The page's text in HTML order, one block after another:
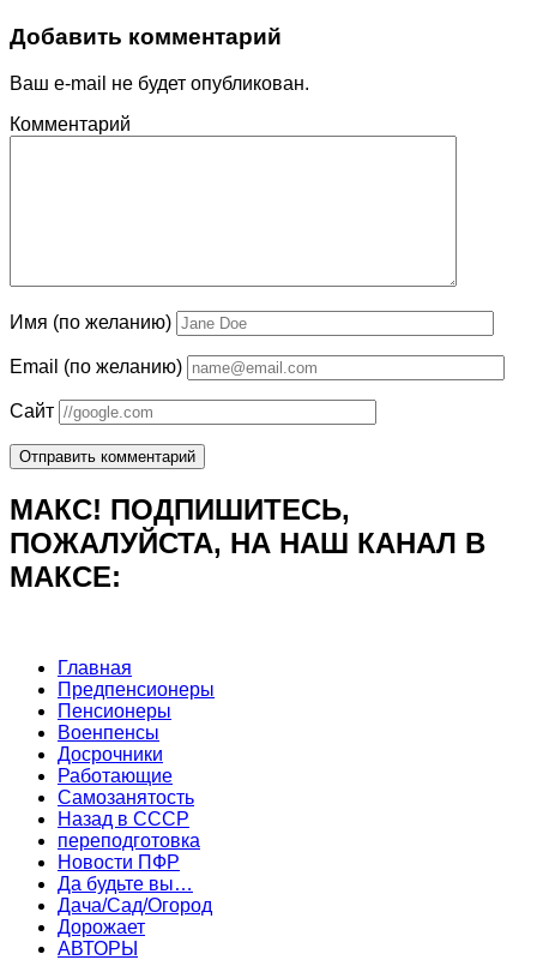
Добавить комментарий
Ваш e-mail не будет опубликован.
Комментарий
Имя (по желанию)
Email (по желанию)
Сайт
МАКС! ПОДПИШИТЕСЬ,
ПОЖАЛУЙСТА, НА НАШ КАНАЛ В
МАКСЕ:
Главная
Предпенсионеры
Пенсионеры
Военпенсы
Досрочники
Работающие
Самозанятость
Назад в СССР
переподготовка
Новости ПФР
Да будьте вы…
Дача/Сад/Огород
Дорожает
АВТОРЫ